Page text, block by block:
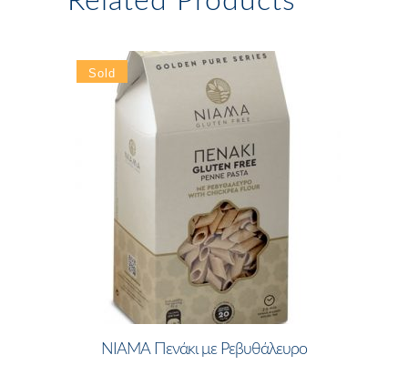
ΝΙΑΜΑ Πενάκι με Ρεβυθάλευρο